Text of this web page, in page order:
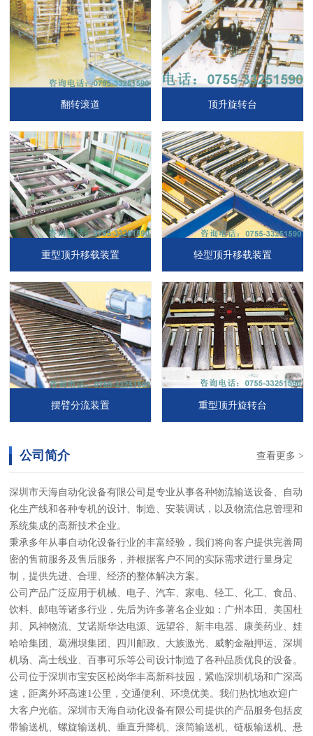
翻转滚道 顶升旋转台
重型顶升移载装置 轻型顶升移载装置
摆臂分流装置 重型顶升旋转台
查看更多 >
公司简介
深圳市天海自动化设备有限公司是专业从事各种物流输送设备、自动
化生产线和各种专机的设计、制造、安装调试，以及物流信息管理和
系统集成的高新技术企业。
秉承多年从事自动化设备行业的丰富经验，我们将向客户提供完善周
密的售前服务及售后服务，并根据客户不同的实际需求进行量身定
制，提供先进、合理、经济的整体解决方案。
公司产品广泛应用于机械、电子、汽车、家电、轻工、化工、食品、
饮料、邮电等诸多行业，先后为许多著名企业如：广州本田、美国杜
邦、风神物流、艾诺斯华达电源、远望谷、新丰电器、康美药业、娃
哈哈集团、葛洲坝集团、四川邮政、大族激光、威豹金融押运、深圳
机场、高士线业、百事可乐等公司设计制造了各种品质优良的设备。
公司位于深圳市宝安区松岗华丰高新科技园，紧临深圳机场和广深高
速，距离外环高速1公里，交通便利、环境优美。我们热忱地欢迎广
大客户光临。深圳市天海自动化设备有限公司提供的产品服务包括皮
带输送机、螺旋输送机、垂直升降机、滚筒输送机、链板输送机、悬